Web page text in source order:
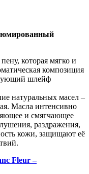
которая мягко и
композиция
шлейф
натуральных масел –
Масла интенсивно
и смягчающее
раздражения,
кожи, защищают её
Fleur –